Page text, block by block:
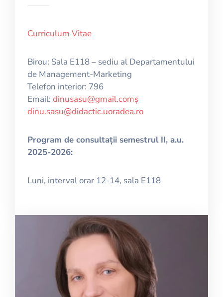
Curriculum Vitae
Birou: Sala E118 – sediu al Departamentului
de Management-Marketing
Telefon interior: 796
Email: dinusasu@gmail.comș
dinu.sasu@didactic.uoradea.ro
Program de consultații semestrul II, a.u.
2025-2026:
Luni, interval orar 12-14, sala E118